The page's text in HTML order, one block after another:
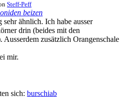
Steff-Peff
beizen
ähnlich. Ich habe ausser
drin (beides mit den
zusätzlich Orangenschale
mir.
sich: burschiab